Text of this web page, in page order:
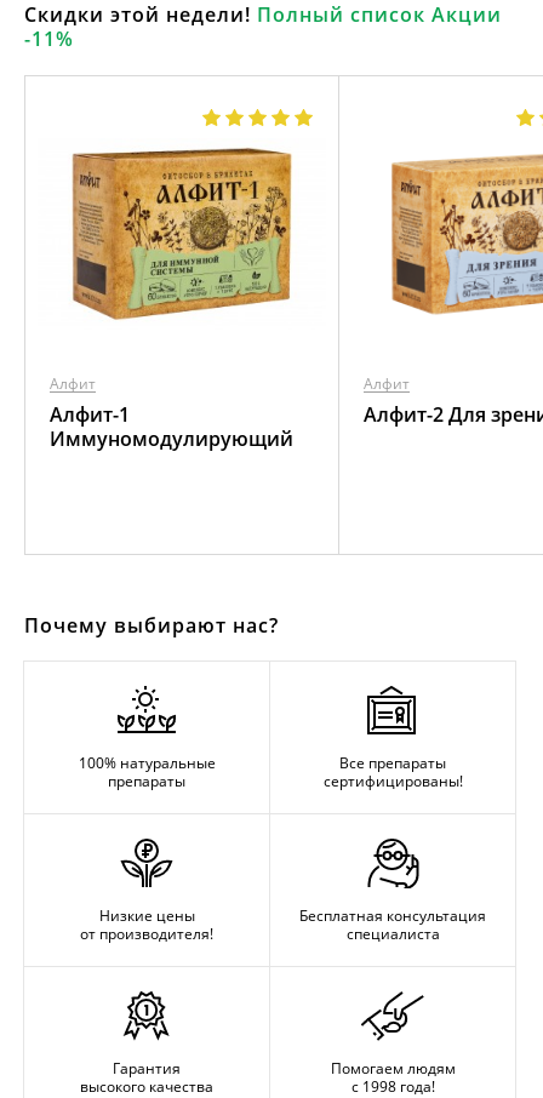
Скидки этой недели! Полный список Акции
-11%
Алфит
Алфит-1
Иммуномодулирующий
Алфит
Алфит-2 Для
Почему выбирают нас?
100% натуральные
препараты
Все препараты
сертифицированы!
Низкие цены
от производителя!
Бесплатная консультация
специалиста
Гарантия
высокого качества
Помогаем людям
с 1998 года!